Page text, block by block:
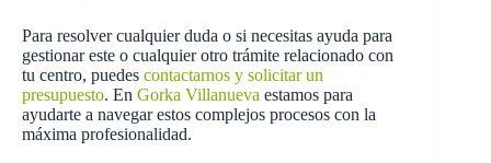
Para resolver cualquier duda o si necesitas ayuda para
gestionar este o cualquier otro trámite relacionado con
tu centro, puedes contactarnos y solicitar un
presupuesto. En Gorka Villanueva estamos para
ayudarte a navegar estos complejos procesos con la
máxima profesionalidad.